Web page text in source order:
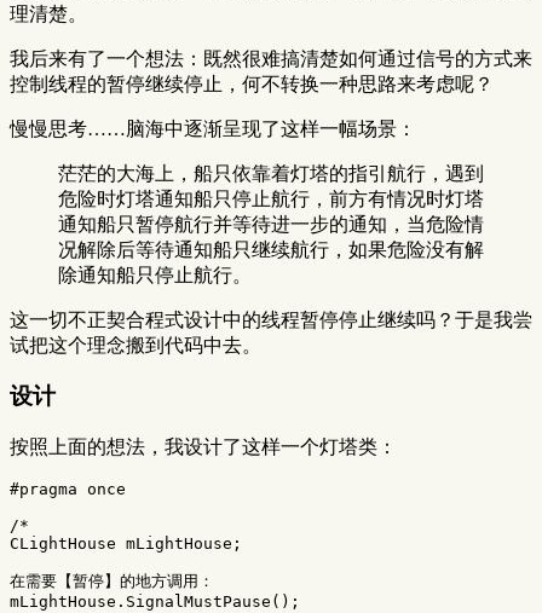
理清楚。
我后来有了一个想法：既然很难搞清楚如何通过信号的方式来
控制线程的暂停继续停止，何不转换一种思路来考虑呢？
慢慢思考……脑海中逐渐呈现了这样一幅场景：
茫茫的大海上，船只依靠着灯塔的指引航行，遇到
危险时灯塔通知船只停止航行，前方有情况时灯塔
通知船只暂停航行并等待进一步的通知，当危险情
况解除后等待通知船只继续航行，如果危险没有解
除通知船只停止航行。
这一切不正契合程式设计中的线程暂停停止继续吗？于是我尝
试把这个理念搬到代码中去。
设计
按照上面的想法，我设计了这样一个灯塔类：
/*
CLightHouse mLightHouse;
在需要【暂停】的地方调用：
mLightHouse.SignalMustPause();